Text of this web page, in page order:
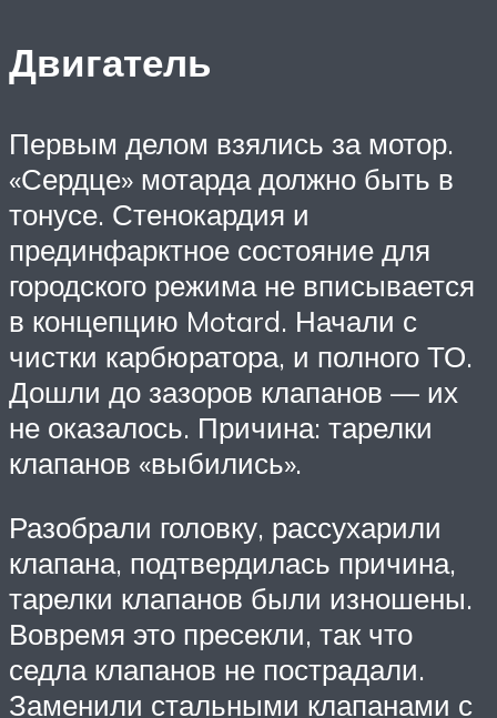
Двигатель
Первым делом взялись за мотор.
«Сердце» мотарда должно быть в
тонусе. Стенокардия и
прединфарктное состояние для
городского режима не вписывается
в концепцию Motard. Начали с
чистки карбюратора, и полного ТО.
Дошли до зазоров клапанов — их
не оказалось. Причина: тарелки
клапанов «выбились».
Разобрали головку, рассухарили
клапана, подтвердилась причина,
тарелки клапанов были изношены.
Вовремя это пресекли, так что
седла клапанов не пострадали.
Заменили стальными клапанами с